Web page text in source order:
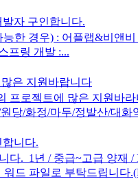
자 구인합니다.
한 경우) : 어플랩&비앤비
프링 개발 :...
은 지원바랍니다
프로젝트에 많은 지원바
당/화정/마두/정발산/대화
합니다.
다. ​ 1년 / 중급~고급 양재
드 파일로 부탁드립니다